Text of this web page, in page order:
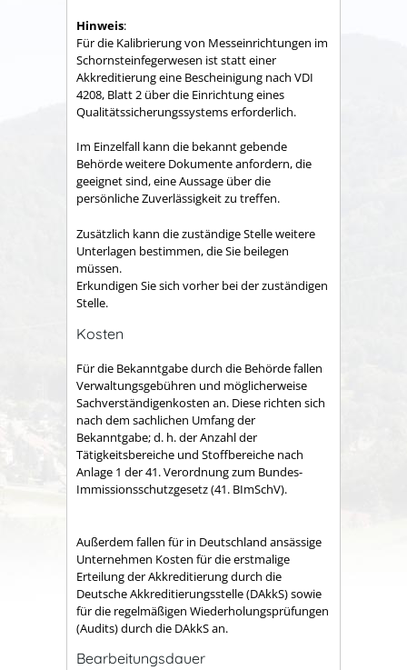
Hinweis:
Für die Kalibrierung von Messeinrichtungen im
Schornsteinfegerwesen ist statt einer
Akkreditierung eine Bescheinigung nach VDI
4208, Blatt 2 über die Einrichtung eines
Qualitätssicherungssystems erforderlich.
Im Einzelfall kann die bekannt gebende
Behörde weitere Dokumente anfordern, die
geeignet sind, eine Aussage über die
persönliche Zuverlässigkeit zu treffen.
Zusätzlich kann die zuständige Stelle weitere
Unterlagen bestimmen, die Sie beilegen
müssen.
Erkundigen Sie sich vorher bei der zuständigen
Stelle.
Kosten
Für die Bekanntgabe durch die Behörde fallen
Verwaltungsgebühren und möglicherweise
Sachverständigenkosten an. Diese richten sich
nach dem sachlichen Umfang der
Bekanntgabe; d. h. der Anzahl der
Tätigkeitsbereiche und Stoffbereiche nach
Anlage 1 der 41. Verordnung zum Bundes-
Immissionsschutzgesetz (41. BImSchV).
Außerdem fallen für in Deutschland ansässige
Unternehmen Kosten für die erstmalige
Erteilung der Akkreditierung durch die
Deutsche Akkreditierungsstelle (DAkkS) sowie
für die regelmäßigen Wiederholungsprüfungen
(Audits) durch die DAkkS an.
Bearbeitungsdauer